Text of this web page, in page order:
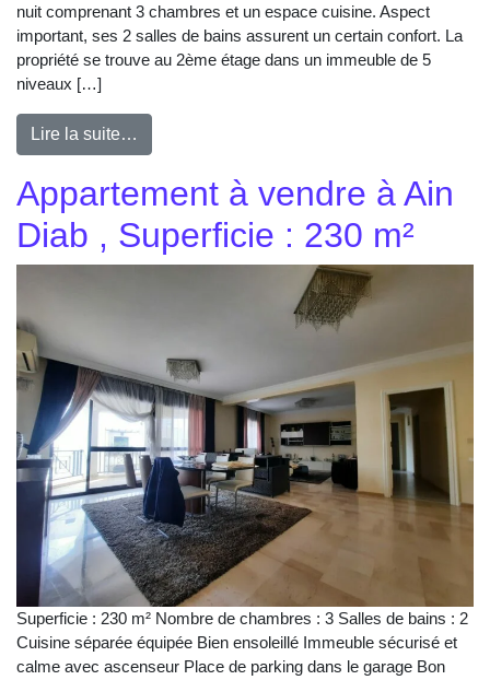
nuit comprenant 3 chambres et un espace cuisine. Aspect
important, ses 2 salles de bains assurent un certain confort. La
propriété se trouve au 2ème étage dans un immeuble de 5
niveaux […]
Lire la suite…
Appartement à vendre à Ain
Diab , Superficie : 230 m²
Superficie : 230 m² Nombre de chambres : 3 Salles de bains : 2
Cuisine séparée équipée Bien ensoleillé Immeuble sécurisé et
calme avec ascenseur Place de parking dans le garage Bon